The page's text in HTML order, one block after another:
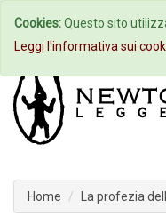
Home
Home La profezia
Cookies:Questo sito
Leggi l'informativa sui